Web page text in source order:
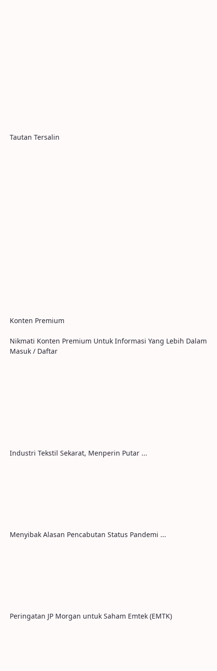
Tautan Tersalin
Konten Premium
Nikmati Konten Premium Untuk Informasi Yang Lebih Dalam
Masuk / Daftar
Industri Tekstil Sekarat, Menperin Putar ...
Menyibak Alasan Pencabutan Status Pandemi ...
Peringatan JP Morgan untuk Saham Emtek (EMTK)